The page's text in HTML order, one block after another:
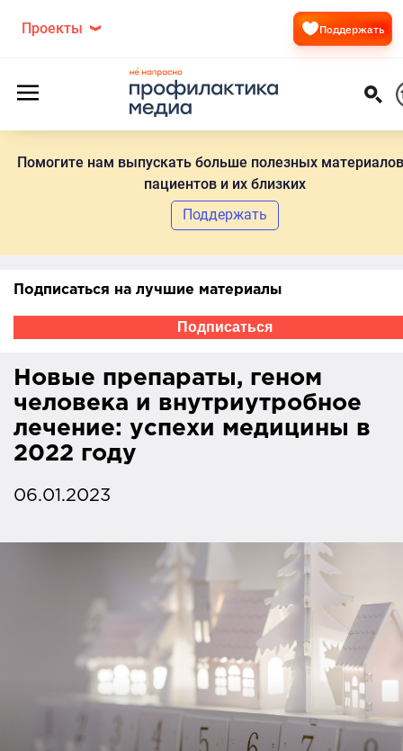
Помогите нам выпускать больше полезных
пациентов и их близких
Поддержать
Проекты Поддержать
Подписаться на лучшие материалы
Подписаться
Новые препараты, геном
человека и внутриутробное
лечение: успехи медицины в
2022 году
06.01.2023